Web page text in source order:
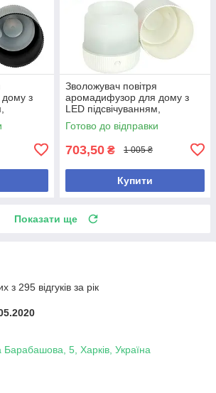
з
Зволожувач повітря
аромадифузор для дому з
LED підсвічуванням,
ультразвуковий, об'єм
резервуара 100 мл, білий
Готово до відправки
703,50 ₴ 1 005 ₴
Купити
Показати ще
з 295 відгуків за рік
Барабашова, 5, Харків, Україна